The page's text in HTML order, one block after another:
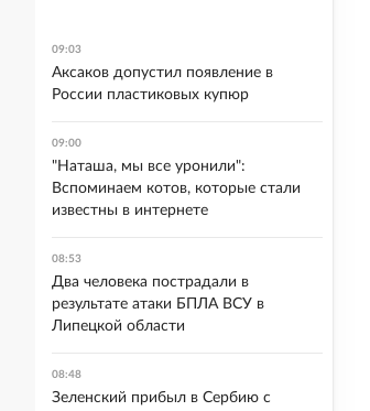
09:03
Аксаков допустил появление в
России пластиковых купюр
09:00
"Наташа, мы все уронили":
Вспоминаем котов, которые стали
известны в интернете
08:53
Два человека пострадали в
результате атаки БПЛА ВСУ в
Липецкой области
08:48
Зеленский прибыл в Сербию с